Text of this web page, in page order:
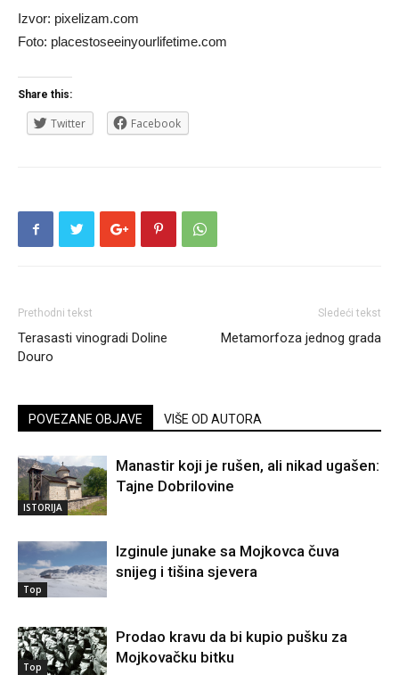
Izvor: pixelizam.com
Foto: placestoseeinyourlifetime.com
Share this:
Twitter Facebook
Prethodni tekst
Terasasti vinogradi Doline
Douro
Sledeći tekst
Metamorfoza jednog grada
POVEZANE OBJAVE VIŠE OD AUTORA
ISTORIJA
Manastir koji je rušen, ali nikad ugašen:
Tajne Dobrilovine
Top
Izginule junake sa Mojkovca čuva
snijeg i tišina sjevera
Top
Prodao kravu da bi kupio pušku za
Mojkovačku bitku